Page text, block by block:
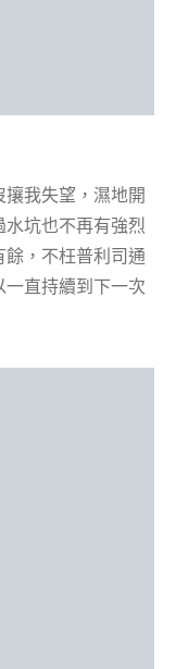
我失望，濕地開
坑也不再有強烈
，不枉普利司通
直持續到下一次